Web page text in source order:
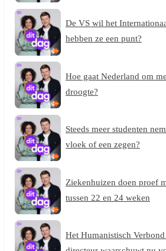
De VS wil het
hebben ze een punt?
Hoe gaat Nederland om
droogte?
Steeds meer studenten
vloek of een zegen?
Ziekenhuizen doen proef
tussen 22 en 24 weken
Het Humanistisch